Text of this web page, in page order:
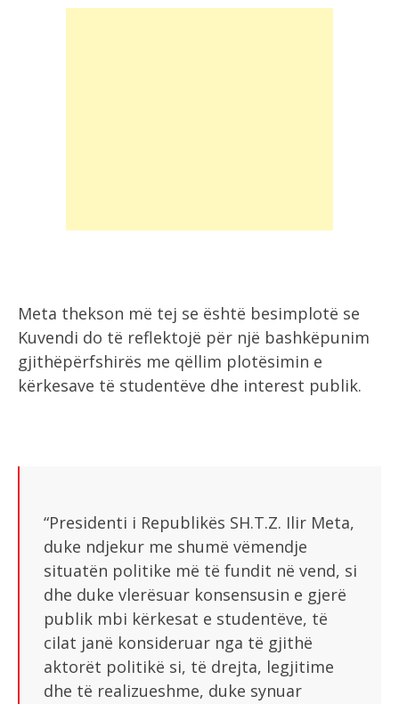
Meta thekson më tej se është besimplotë se
Kuvendi do të reflektojë për një bashkëpunim
gjithëpërfshirës me qëllim plotësimin e
kërkesave të studentëve dhe interest publik.
“Presidenti i Republikës SH.T.Z. Ilir Meta,
duke ndjekur me shumë vëmendje
situatën politike më të fundit në vend, si
dhe duke vlerësuar konsensusin e gjerë
publik mbi kërkesat e studentëve, të
cilat janë konsideruar nga të gjithë
aktorët politikë si, të drejta, legjitime
dhe të realizueshme, duke synuar